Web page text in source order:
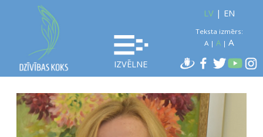
IZVĒLNE
LV| EN
Teksta izmērs:
A| A| A